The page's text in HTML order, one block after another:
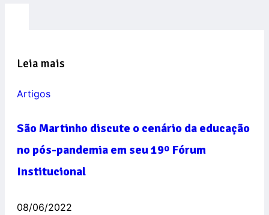
Leia mais
Artigos
São Martinho discute o cenário da educação
no pós-pandemia em seu 19º Fórum
Institucional
08/06/2022